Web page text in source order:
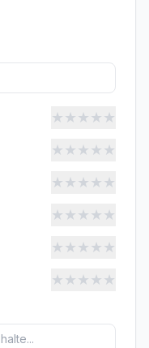
★★★★★
★★★★★
★★★★★
★★★★★
★★★★★
★★★★★